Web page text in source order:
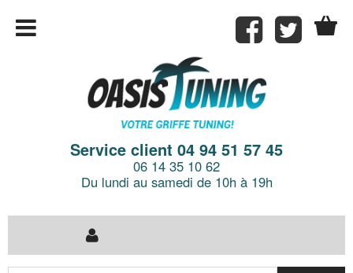
Service client 04 94 51 57 45
06 14 35 10 62
Du lundi au samedi de 10h à 19h